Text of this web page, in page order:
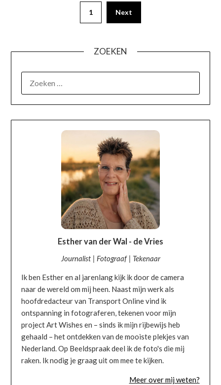
1 Next
ZOEKEN
OVER MIJ
Esther van der Wal - de Vries
Journalist | Fotograaf | Tekenaar
Ik ben Esther en al jarenlang kijk ik door de camera
naar de wereld om mij heen. Naast mijn werk als
hoofdredacteur van Transport Online vind ik
ontspanning in fotograferen, tekenen voor mijn
project Art Wishes en – sinds ik mijn rijbewijs heb
gehaald – het ontdekken van de mooiste plekjes van
Nederland. Op Beeldspraak deel ik de foto's die mij
raken. Ik nodig je graag uit om mee te kijken.
Meer over mij weten?